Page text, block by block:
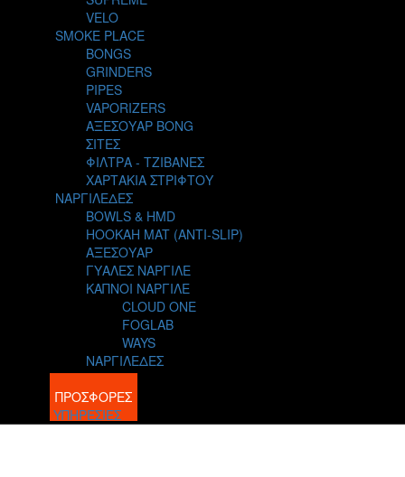
VELO
SMOKE PLACE
BONGS
GRINDERS
PIPES
VAPORIZERS
ΑΞΕΣΟΥΑΡ BONG
ΣΙΤΕΣ
ΦΙΛΤΡΑ - ΤΖΙΒΑΝΕΣ
ΧΑΡΤΑΚΙΑ ΣΤΡΙΦΤΟΥ
ΝΑΡΓΙΛΕΔΕΣ
BOWLS & HMD
HOOKAH MAT (ANTI-SLIP)
ΑΞΕΣΟΥΑΡ
ΓΥΑΛΕΣ ΝΑΡΓΙΛΕ
ΚΑΠΝΟΙ ΝΑΡΓΙΛΕ
CLOUD ONE
FOGLAB
WAYS
ΝΑΡΓΙΛΕΔΕΣ
BLOG
ΠΡΟΣΦΟΡΕΣ
ΥΠΗΡΕΣΙΕΣ